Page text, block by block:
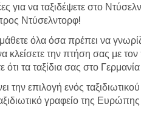
για να ταξιδέψετε στο
Ντύσελντορφ!
όλα όσα πρέπει να
κλείσετε την πτήση σας με
τα ταξίδια σας στο
την επιλογή ενός
γραφείο της